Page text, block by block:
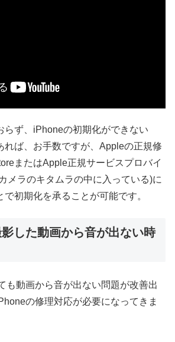
らず、iPhoneの初期化ができない
れば、お手数ですが、Appleの正規修
またはApple正規サービスプロバイ
メラのキタムラの中に入っている)に
で初期化を承ることが可能です。
した動画から音が出ない時
も動画から音が出ない問題が改善出
の修理対応が必要になってきま